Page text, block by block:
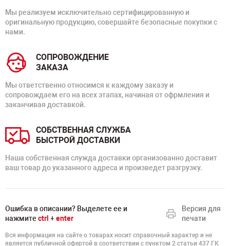
Мы реализуем исключительно сертифицированную и
оригинальную продукцию, совершайте безопасные покупки с
нами.
СОПРОВОЖДЕНИЕ
ЗАКАЗА
Мы ответственно относимся к каждому заказу и
сопровождаем его на всех этапах, начиная от офрмления и
заканчивая доставкой.
СОБСТВЕННАЯ СЛУЖБА
БЫСТРОЙ ДОСТАВКИ
Наша собственная служда доставки организованно доставит
ваш товар до указанного адреса и произведет разгрузку.
Ошибка в описании? Выделете ее и
нажмите ctrl +enter
Версия для
печати
Вся информация на сайте о товарах носит справочный характер и не
является публичной офертой в соответствии с пунктом 2 статьи 437 ГК